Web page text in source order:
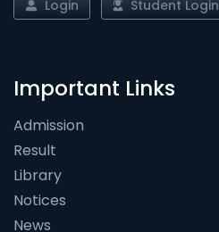
Login Student Login
Important Links
Admission
Result
Library
Notices
News